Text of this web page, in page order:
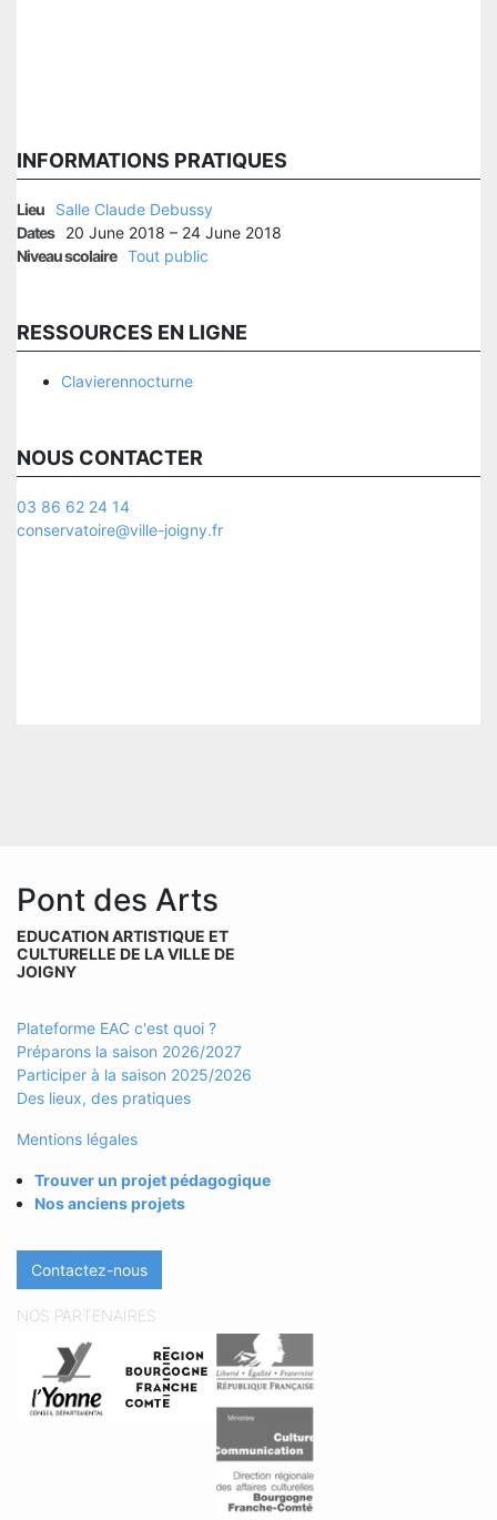
INFORMATIONS PRATIQUES
Lieu
Salle Claude Debussy
Dates 20 June 2018 – 24 June 2018
Niveau scolaire Tout public
RESSOURCES EN LIGNE
Clavierennocturne
NOUS CONTACTER
03 86 62 24 14
conservatoire@ville-joigny.fr
Pont des Arts
EDUCATION ARTISTIQUE ET
CULTURELLE DE LA VILLE DE
JOIGNY
Plateforme EAC c'est quoi ?
Préparons la saison 2026/2027
Participer à la saison 2025/2026
Des lieux, des pratiques
Mentions légales
Trouver un projet pédagogique
Nos anciens projets
Contactez-nous
NOS PARTENAIRES